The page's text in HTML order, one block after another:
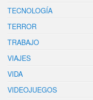
TECNOLOGÍA
TERROR
TRABAJO
VIAJES
VIDA
VIDEOJUEGOS